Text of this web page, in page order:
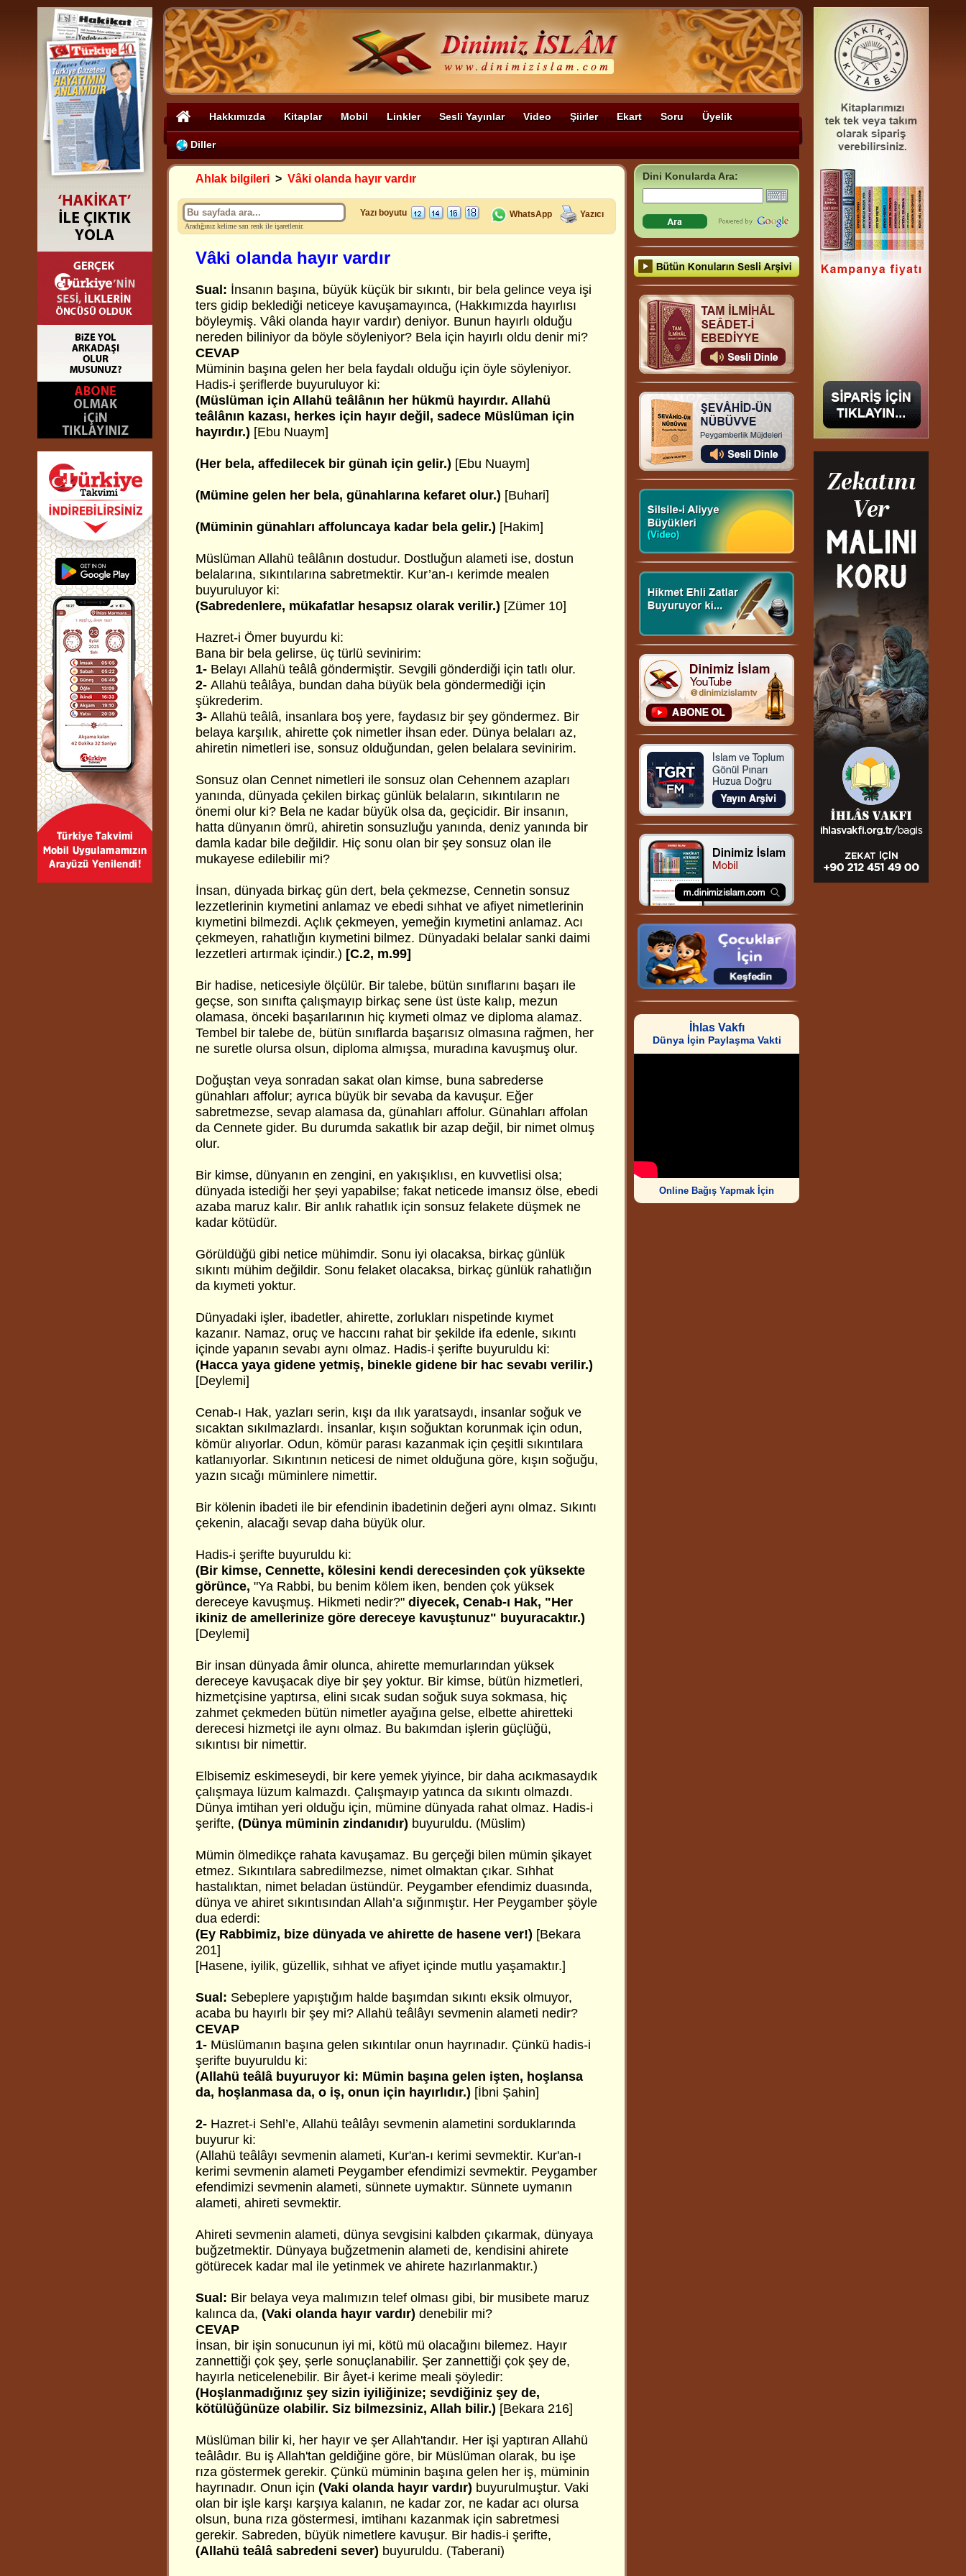
Hakkımızda Kitaplar Mobil Linkler Sesli Yayınlar Video Şiirler Ekart Soru Üyelik
Diller
Ahlak bilgileri > Vâki olanda hayır vardır
Aradığınız kelime sarı renk ile işaretlenir.
Yazı boyutu WhatsApp Yazıcı
Vâki olanda hayır vardır
Sual: İnsanın başına, büyük küçük bir sıkıntı, bir bela gelince veya işi
ters gidip beklediği neticeye kavuşamayınca, (Hakkımızda hayırlısı
böyleymiş. Vâki olanda hayır vardır) deniyor. Bunun hayırlı olduğu
nereden biliniyor da böyle söyleniyor? Bela için hayırlı oldu denir mi?
CEVAP
Müminin başına gelen her bela faydalı olduğu için öyle söyleniyor.
Hadis-i şeriflerde buyuruluyor ki:
(Müslüman için Allahü teâlânın her hükmü hayırdır. Allahü
teâlânın kazası, herkes için hayır değil, sadece Müslüman için
hayırdır.) [Ebu Nuaym]
(Her bela, affedilecek bir günah için gelir.) [Ebu Nuaym]
(Mümine gelen her bela, günahlarına kefaret olur.) [Buhari]
(Müminin günahları affoluncaya kadar bela gelir.) [Hakim]
Müslüman Allahü teâlânın dostudur. Dostluğun alameti ise, dostun
belalarına, sıkıntılarına sabretmektir. Kur’an-ı kerimde mealen
buyuruluyor ki:
(Sabredenlere, mükafatlar hesapsız olarak verilir.) [Zümer 10]
Hazret-i Ömer buyurdu ki:
Bana bir bela gelirse, üç türlü sevinirim:
1- Belayı Allahü teâlâ göndermiştir. Sevgili gönderdiği için tatlı olur.
2- Allahü teâlâya, bundan daha büyük bela göndermediği için
şükrederim.
3- Allahü teâlâ, insanlara boş yere, faydasız bir şey göndermez. Bir
belaya karşılık, ahirette çok nimetler ihsan eder. Dünya belaları az,
ahiretin nimetleri ise, sonsuz olduğundan, gelen belalara sevinirim.
Sonsuz olan Cennet nimetleri ile sonsuz olan Cehennem azapları
yanında, dünyada çekilen birkaç günlük belaların, sıkıntıların ne
önemi olur ki? Bela ne kadar büyük olsa da, geçicidir. Bir insanın,
hatta dünyanın ömrü, ahiretin sonsuzluğu yanında, deniz yanında bir
damla kadar bile değildir. Hiç sonu olan bir şey sonsuz olan ile
mukayese edilebilir mi?
İnsan, dünyada birkaç gün dert, bela çekmezse, Cennetin sonsuz
lezzetlerinin kıymetini anlamaz ve ebedi sıhhat ve afiyet nimetlerinin
kıymetini bilmezdi. Açlık çekmeyen, yemeğin kıymetini anlamaz. Acı
çekmeyen, rahatlığın kıymetini bilmez. Dünyadaki belalar sanki daimi
lezzetleri artırmak içindir.) [C.2, m.99]
Bir hadise, neticesiyle ölçülür. Bir talebe, bütün sınıflarını başarı ile
geçse, son sınıfta çalışmayıp birkaç sene üst üste kalıp, mezun
olamasa, önceki başarılarının hiç kıymeti olmaz ve diploma alamaz.
Tembel bir talebe de, bütün sınıflarda başarısız olmasına rağmen, her
ne suretle olursa olsun, diploma almışsa, muradına kavuşmuş olur.
Doğuştan veya sonradan sakat olan kimse, buna sabrederse
günahları affolur; ayrıca büyük bir sevaba da kavuşur. Eğer
sabretmezse, sevap alamasa da, günahları affolur. Günahları affolan
da Cennete gider. Bu durumda sakatlık bir azap değil, bir nimet olmuş
olur.
Bir kimse, dünyanın en zengini, en yakışıklısı, en kuvvetlisi olsa;
dünyada istediği her şeyi yapabilse; fakat neticede imansız ölse, ebedi
azaba maruz kalır. Bir anlık rahatlık için sonsuz felakete düşmek ne
kadar kötüdür.
Görüldüğü gibi netice mühimdir. Sonu iyi olacaksa, birkaç günlük
sıkıntı mühim değildir. Sonu felaket olacaksa, birkaç günlük rahatlığın
da kıymeti yoktur.
Dünyadaki işler, ibadetler, ahirette, zorlukları nispetinde kıymet
kazanır. Namaz, oruç ve haccını rahat bir şekilde ifa edenle, sıkıntı
içinde yapanın sevabı aynı olmaz. Hadis-i şerifte buyuruldu ki:
(Hacca yaya gidene yetmiş, binekle gidene bir hac sevabı verilir.)
[Deylemi]
Cenab-ı Hak, yazları serin, kışı da ılık yaratsaydı, insanlar soğuk ve
sıcaktan sıkılmazlardı. İnsanlar, kışın soğuktan korunmak için odun,
kömür alıyorlar. Odun, kömür parası kazanmak için çeşitli sıkıntılara
katlanıyorlar. Sıkıntının neticesi de nimet olduğuna göre, kışın soğuğu,
yazın sıcağı müminlere nimettir.
Bir kölenin ibadeti ile bir efendinin ibadetinin değeri aynı olmaz. Sıkıntı
çekenin, alacağı sevap daha büyük olur.
Hadis-i şerifte buyuruldu ki:
(Bir kimse, Cennette, kölesini kendi derecesinden çok yüksekte
görünce, "Ya Rabbi, bu benim kölem iken, benden çok yüksek
dereceye kavuşmuş. Hikmeti nedir?" diyecek, Cenab-ı Hak, "Her
ikiniz de amellerinize göre dereceye kavuştunuz" buyuracaktır.)
[Deylemi]
Bir insan dünyada âmir olunca, ahirette memurlarından yüksek
dereceye kavuşacak diye bir şey yoktur. Bir kimse, bütün hizmetleri,
hizmetçisine yaptırsa, elini sıcak sudan soğuk suya sokmasa, hiç
zahmet çekmeden bütün nimetler ayağına gelse, elbette ahiretteki
derecesi hizmetçi ile aynı olmaz. Bu bakımdan işlerin güçlüğü,
sıkıntısı bir nimettir.
Elbisemiz eskimeseydi, bir kere yemek yiyince, bir daha acıkmasaydık
çalışmaya lüzum kalmazdı. Çalışmayıp yatınca da sıkıntı olmazdı.
Dünya imtihan yeri olduğu için, mümine dünyada rahat olmaz. Hadis-i
şerifte, (Dünya müminin zindanıdır) buyuruldu. (Müslim)
Mümin ölmedikçe rahata kavuşamaz. Bu gerçeği bilen mümin şikayet
etmez. Sıkıntılara sabredilmezse, nimet olmaktan çıkar. Sıhhat
hastalıktan, nimet beladan üstündür. Peygamber efendimiz duasında,
dünya ve ahiret sıkıntısından Allah’a sığınmıştır. Her Peygamber şöyle
dua ederdi:
(Ey Rabbimiz, bize dünyada ve ahirette de hasene ver!) [Bekara
201]
[Hasene, iyilik, güzellik, sıhhat ve afiyet içinde mutlu yaşamaktır.]
Sual: Sebeplere yapıştığım halde başımdan sıkıntı eksik olmuyor,
acaba bu hayırlı bir şey mi? Allahü teâlâyı sevmenin alameti nedir?
CEVAP
1- Müslümanın başına gelen sıkıntılar onun hayrınadır. Çünkü hadis-i
şerifte buyuruldu ki:
(Allahü teâlâ buyuruyor ki: Mümin başına gelen işten, hoşlansa
da, hoşlanmasa da, o iş, onun için hayırlıdır.) [İbni Şahin]
2- Hazret-i Sehl’e, Allahü teâlâyı sevmenin alametini sorduklarında
buyurur ki:
(Allahü teâlâyı sevmenin alameti, Kur'an-ı kerimi sevmektir. Kur'an-ı
kerimi sevmenin alameti Peygamber efendimizi sevmektir. Peygamber
efendimizi sevmenin alameti, sünnete uymaktır. Sünnete uymanın
alameti, ahireti sevmektir.
Ahireti sevmenin alameti, dünya sevgisini kalbden çıkarmak, dünyaya
buğzetmektir. Dünyaya buğzetmenin alameti de, kendisini ahirete
götürecek kadar mal ile yetinmek ve ahirete hazırlanmaktır.)
Sual: Bir belaya veya malımızın telef olması gibi, bir musibete maruz
kalınca da, (Vaki olanda hayır vardır) denebilir mi?
CEVAP
İnsan, bir işin sonucunun iyi mi, kötü mü olacağını bilemez. Hayır
zannettiği çok şey, şerle sonuçlanabilir. Şer zannettiği çok şey de,
hayırla neticelenebilir. Bir âyet-i kerime meali şöyledir:
(Hoşlanmadığınız şey sizin iyiliğinize; sevdiğiniz şey de,
kötülüğünüze olabilir. Siz bilmezsiniz, Allah bilir.) [Bekara 216]
Müslüman bilir ki, her hayır ve şer Allah'tandır. Her işi yaptıran Allahü
teâlâdır. Bu iş Allah'tan geldiğine göre, bir Müslüman olarak, bu işe
rıza göstermek gerekir. Çünkü müminin başına gelen her iş, müminin
hayrınadır. Onun için (Vaki olanda hayır vardır) buyurulmuştur. Vaki
olan bir işle karşı karşıya kalanın, ne kadar zor, ne kadar acı olursa
olsun, buna rıza göstermesi, imtihanı kazanmak için sabretmesi
gerekir. Sabreden, büyük nimetlere kavuşur. Bir hadis-i şerifte,
(Allahü teâlâ sabredeni sever) buyuruldu. (Taberani)
Dini Konularda Ara:
İhlas Vakfı
Dünya İçin Paylaşma Vakti
Online Bağış Yapmak İçin